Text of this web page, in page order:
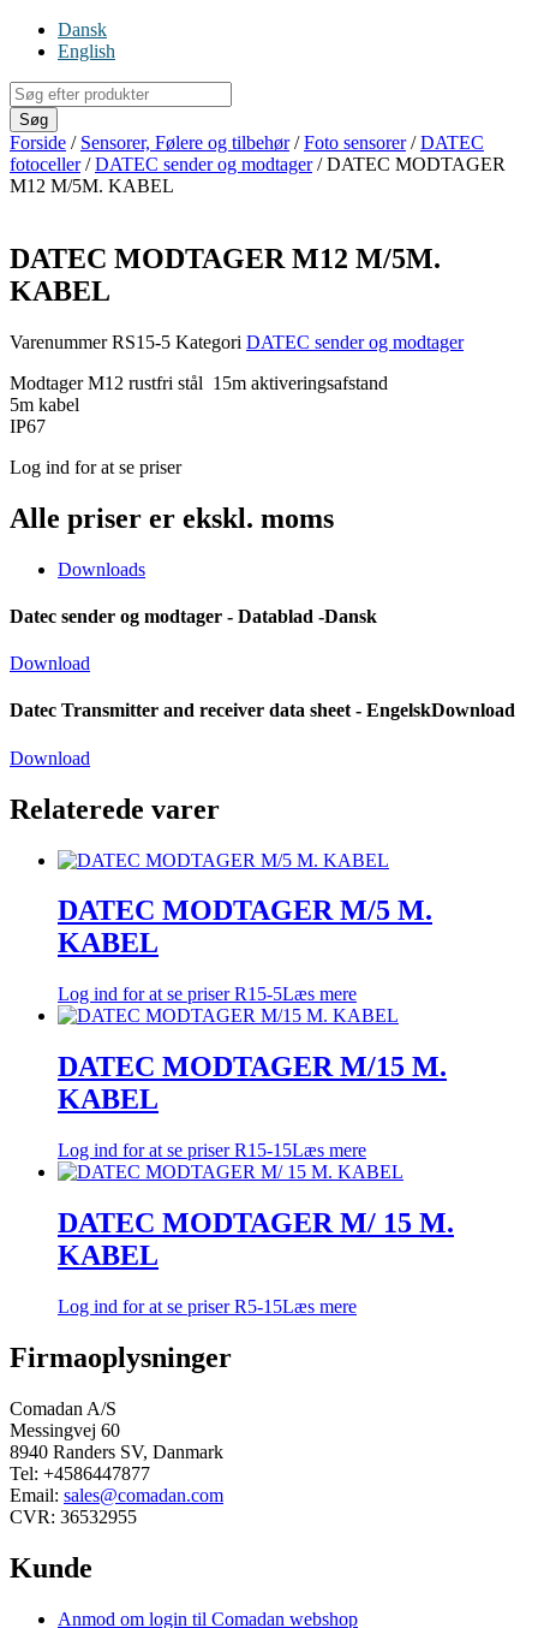
Dansk
English
Products
search
Søg
Forside / Sensorer, Følere og tilbehør/Foto sensorer/DATEC
fotoceller/DATEC sender og modtager/ DATEC MODTAGER
M12 M/5M. KABEL
DATEC MODTAGER M12 M/5M.
KABEL
VarenummerRS15-5 Kategori DATEC sender og modtager
Modtager M12 rustfri stål 15m aktiveringsafstand
5m kabel
IP67
Log ind for at se priser
Alle priser er ekskl. moms
Downloads
Datec sender og modtager - Datablad -Dansk
Download
Datec Transmitter and receiver data sheet - EngelskDownload
Download
Relaterede varer
DATEC MODTAGER M/5 M.
KABEL
Log ind for at se priserR15-5Læs mere
DATEC MODTAGER M/15 M.
KABEL
Log ind for at se priserR15-15Læs mere
DATEC MODTAGER M/ 15 M.
KABEL
Log ind for at se priserR5-15Læs mere
Firmaoplysninger
Comadan A/S
Messingvej 60
8940 Randers SV, Danmark
Tel: +4586447877
Email: sales@comadan.com
CVR: 36532955
Kunde
Main Anmod om login til Comadan webshop